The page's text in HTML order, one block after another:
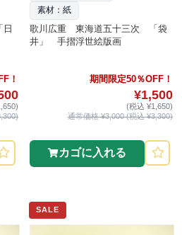
！
素材：紙
歌川広重 東海道五十三次 「袋
井」 手摺浮世絵版画
期間限定50％OFF！
¥1,500
(税込 ¥1,650)
通常価格 ¥3,000 (税込 ¥3,300)
カゴに入れる
SALE